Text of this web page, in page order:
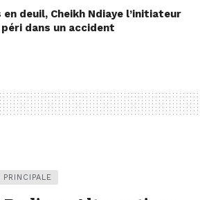
deuil, Cheikh Ndiaye l’initiateur
dans un accident
PRINCIPALE